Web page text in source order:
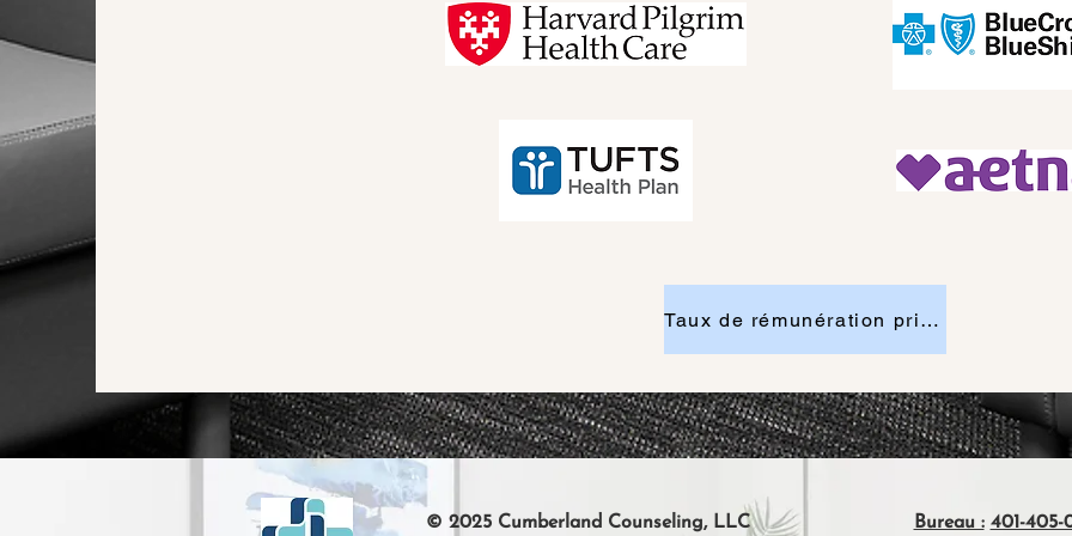
Taux de rémunération privé : 130 $
© 2025 Cumberland Counseling, LLC Bureau : 401-405-